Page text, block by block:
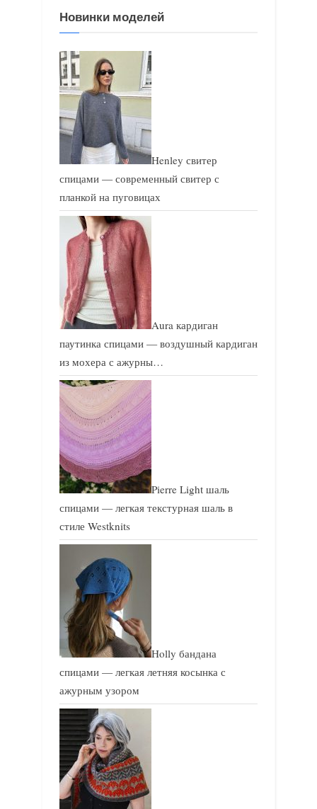
а
ь
:
Новинки моделей
Henley свитер
спицами — современный свитер с
планкой на пуговицах
Aura кардиган
паутинка спицами — воздушный кардиган
из мохера с ажурны…
Pierre Light шаль
спицами — легкая текстурная шаль в
стиле Westknits
Holly бандана
спицами — легкая летняя косынка с
ажурным узором